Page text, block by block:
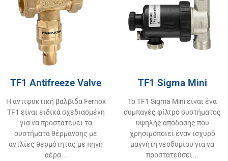
TF1 Antifreeze Valve
Η αντιψυκτική βαλβίδα Fernox
TF1 είναι ειδικά σχεδιασμένη
για να προστατεύει τα
συστήματα θέρμανσης με
αντλίες θερμότητας με πηγή
αέρα
TF1 Sigma Mini
Το TF1 Sigma Mini είναι ένα
συμπαγές φίλτρο συστήματος
υψηλής απόδοσης που
χρησιμοποιεί έναν ισχυρό
μαγνήτη νεοδυμίου για να
προστατεύσει